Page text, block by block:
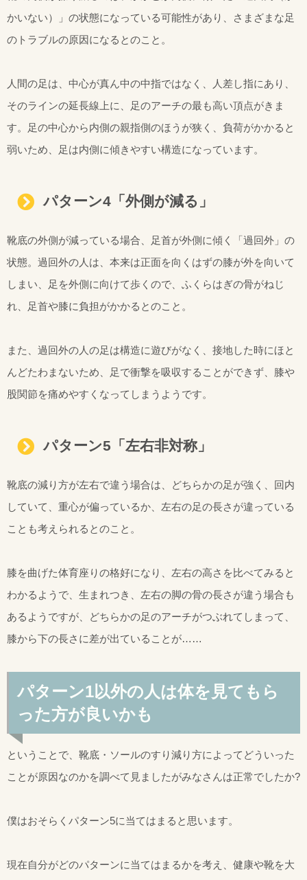
かいない）」の状態になっている可能性があり、さまざまな足
のトラブルの原因になるとのこと。
人間の足は、中心が真ん中の中指ではなく、人差し指にあり、
そのラインの延長線上に、足のアーチの最も高い頂点がきま
す。足の中心から内側の親指側のほうが狭く、負荷がかかると
弱いため、足は内側に傾きやすい構造になっています。
パターン4「外側が減る」
靴底の外側が減っている場合、足首が外側に傾く「過回外」の
状態。過回外の人は、本来は正面を向くはずの膝が外を向いて
しまい、足を外側に向けて歩くので、ふくらはぎの骨がねじ
れ、足首や膝に負担がかかるとのこと。
また、過回外の人の足は構造に遊びがなく、接地した時にほと
んどたわまないため、足で衝撃を吸収することができず、膝や
股関節を痛めやすくなってしまうようです。
パターン5「左右非対称」
靴底の減り方が左右で違う場合は、どちらかの足が強く、回内
していて、重心が偏っているか、左右の足の長さが違っている
ことも考えられるとのこと。
膝を曲げた体育座りの格好になり、左右の高さを比べてみると
わかるようで、生まれつき、左右の脚の骨の長さが違う場合も
あるようですが、どちらかの足のアーチがつぶれてしまって、
膝から下の長さに差が出ていることが……
パターン1以外の人は体を見てもら
った方が良いかも
ということで、靴底・ソールのすり減り方によってどういった
ことが原因なのかを調べて見ましたがみなさんは正常でしたか?
僕はおそらくパターン5に当てはまると思います。
現在自分がどのパターンに当てはまるかを考え、健康や靴を大